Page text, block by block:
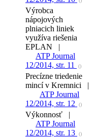
Výrobca
nápojových
plniacich liniek
využíva riešenia
EPLAN |
ATP Journal
12/2014, str. 11
()
Precízne triedenie
mincí v Kremnici |
ATP Journal
12/2014, str. 12
()
Výkonnosť |
ATP Journal
12/2014, str. 13
()